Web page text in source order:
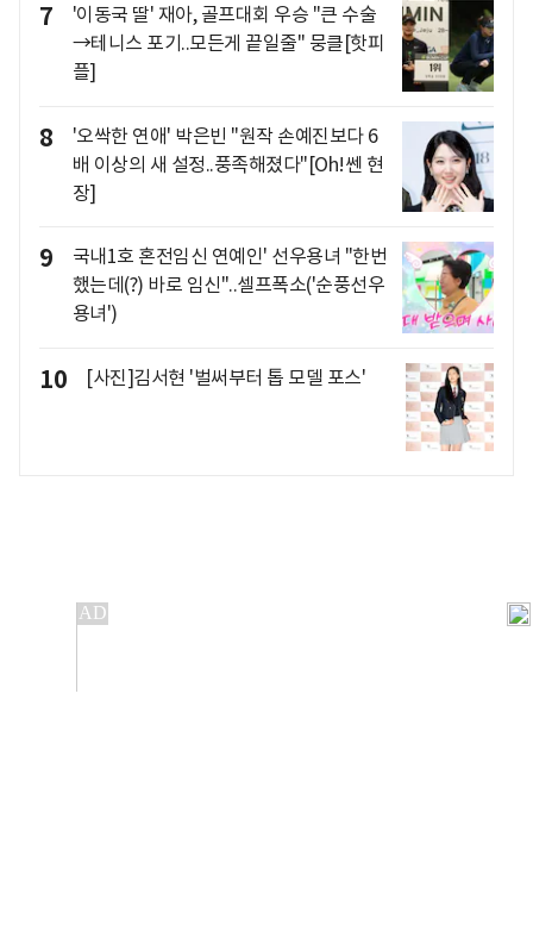
7
'이동국 딸' 재아, 골프대회 우승 "큰 수술
→테니스 포기..모든게 끝일줄" 뭉클[핫피
플]
8
'오싹한 연애' 박은빈 "원작 손예진보다 6
배 이상의 새 설정..풍족해졌다"[Oh!쎈 현
장]
9
국내1호 혼전임신 연예인' 선우용녀 "한번
했는데(?) 바로 임신"..셀프폭소('순풍선우
용녀')
10 [사진]김서현 '벌써부터 톱 모델 포스'